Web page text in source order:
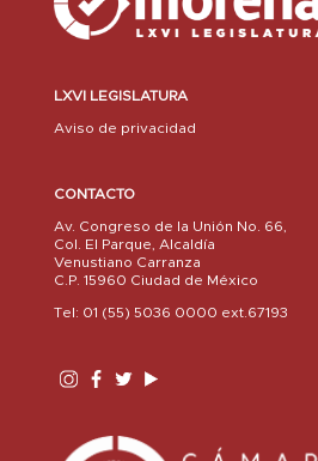
LXVI LEGISLATURA
Aviso de privacidad
CONTACTO
Av. Congreso de la Unión No. 66,
Col. El Parque, Alcaldía
Venustiano Carranza
C.P. 15960 Ciudad de México
Tel: 01 (55) 5036 0000 ext.67193